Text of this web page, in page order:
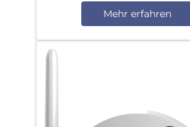
Mehr erfahren